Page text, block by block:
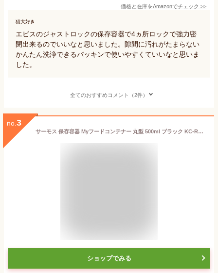
価格と在庫をAmazonでチェック >>
猫大好き
エビスのジャストロックの保存容器で4ヵ所ロックで強力密
閉出来るのでいいなと思いました。隙間に汚れがたまらない
かんたん洗浄できるパッキンで使いやすくていいなと思いま
した。
全てのおすすめコメント（2件）
no. 3
サーモス 保存容器 Myフードコンテナー 丸型 500ml ブラック KC-RA500 BK
ショップでみる